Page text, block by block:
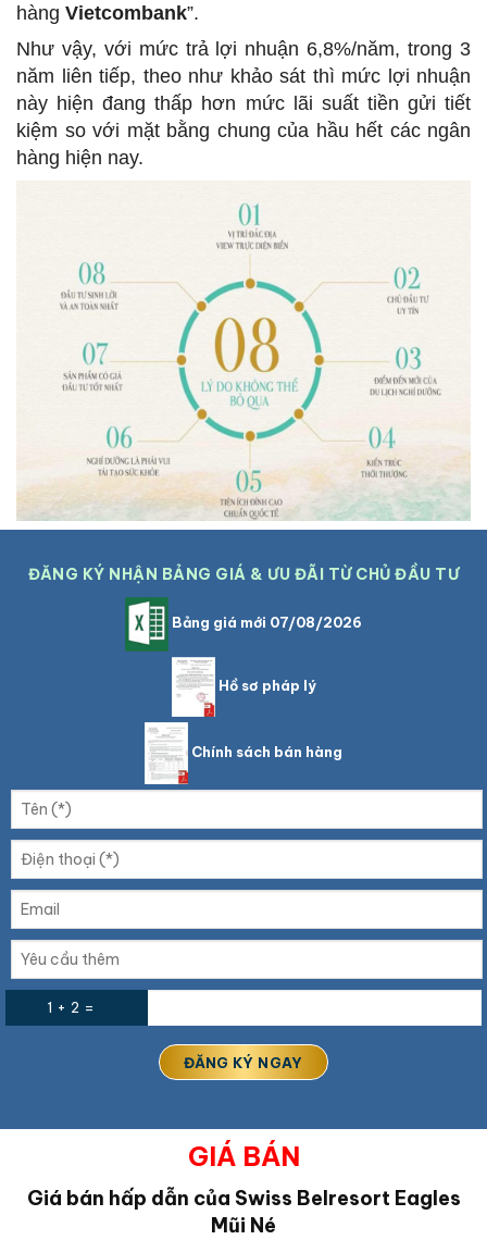
hàng Vietcombank”.
Như vậy, với mức trả lợi nhuận 6,8%/năm, trong 3
năm liên tiếp, theo như khảo sát thì mức lợi nhuận
này hiện đang thấp hơn mức lãi suất tiền gửi tiết
kiệm so với mặt bằng chung của hầu hết các ngân
hàng hiện nay.
ĐĂNG KÝ NHẬN BẢNG GIÁ & ƯU ĐÃI TỪ CHỦ ĐẦU TƯ
Bảng giá mới 07/08/2026
Hồ sơ pháp lý
Chính sách bán hàng
1 + 2 =
GIÁ BÁN
Giá bán hấp dẫn của Swiss Belresort Eagles
Mũi Né